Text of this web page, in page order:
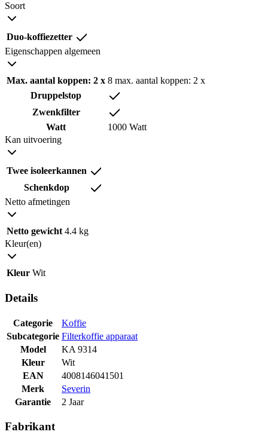
Soort
Duo-koffiezetter
Eigenschappen algemeen
Max. aantal koppen: 2 x 8 max. aantal koppen: 2 x
Druppelstop
Zwenkfilter
Watt
1000 Watt
Kan uitvoering
Twee isoleerkannen
Schenkdop
Netto afmetingen
Netto gewicht 4.4 kg
Kleur(en)
Kleur Wit
Details
Categorie
Koffie
Subcategorie Filterkoffie apparaat
Model
KA 9314
Kleur
Wit
EAN
4008146041501
Merk
Severin
Garantie
2 Jaar
Fabrikant